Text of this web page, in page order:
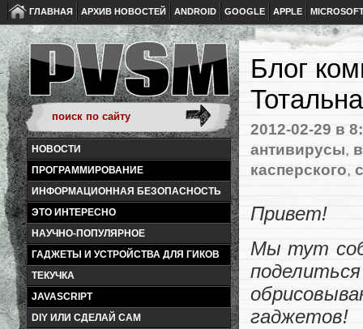
ГЛАВНАЯ АРХИВ НОВОСТЕЙ ANDROID GOOGLE APPLE
НОВОСТИ
ПРОГРАММИРОВАНИЕ
ИНФОРМАЦИОННАЯ БЕЗОПАСНОСТЬ
ЭТО ИНТЕРЕСНО
НАУЧНО-ПОПУЛЯРНОЕ
ГАДЖЕТЫ И УСТРОЙСТВА ДЛЯ ГИКОВ
ТЕКУЧКА
JAVASCRIPT
DIY ИЛИ СДЕЛАЙ САМ
Блог
2012-02-29 в
антивирусы,
касперского,
Привет!
Мы тут
гаджетов!